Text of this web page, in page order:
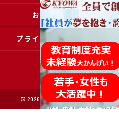
お問い合わせ
プライバシーポリシー
© 2026 大阪で運送の求人なら協和運送